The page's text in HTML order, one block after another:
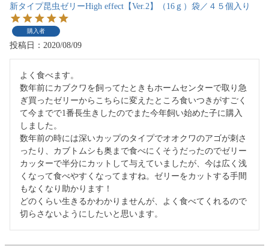
新タイプ昆虫ゼリーHigh effect【Ver.2】（16ｇ）袋／４５個入り
購入者
投稿日 2020/08/09
よく食べます。
数年前にカブクワを飼ってたときもホームセンターで取り急
ぎ買ったゼリーからこちらに変えたところ食いつきがすごく
て今までで1番長生きしたのでまた今年飼い始めた子に購入
しました。
数年前の時には深いカップのタイプでオオクワのアゴが刺さ
ったり、カブトムシも奥まで食べにくそうだったのでゼリー
カッターで半分にカットして与えていましたが、今は広く浅
くなって食べやすくなってますね。ゼリーをカットする手間
もなくなり助かります！
どのくらい生きるかわかりませんが、よく食べてくれるので
切らさないようにしたいと思います。